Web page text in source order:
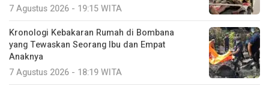
7 Agustus 2026 - 19:15 WITA
Kronologi Kebakaran Rumah di Bombana
yang Tewaskan Seorang Ibu dan Empat
Anaknya
7 Agustus 2026 - 18:19 WITA